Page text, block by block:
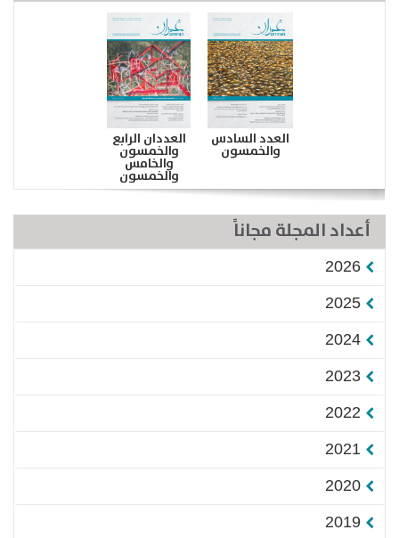
العدد السادس
والخمسون
العددان الرابع
والخمسون
والخامس
والخمسون
أعداد المجلة مجاناً
2026
2025
2024
2023
2022
2021
2020
2019